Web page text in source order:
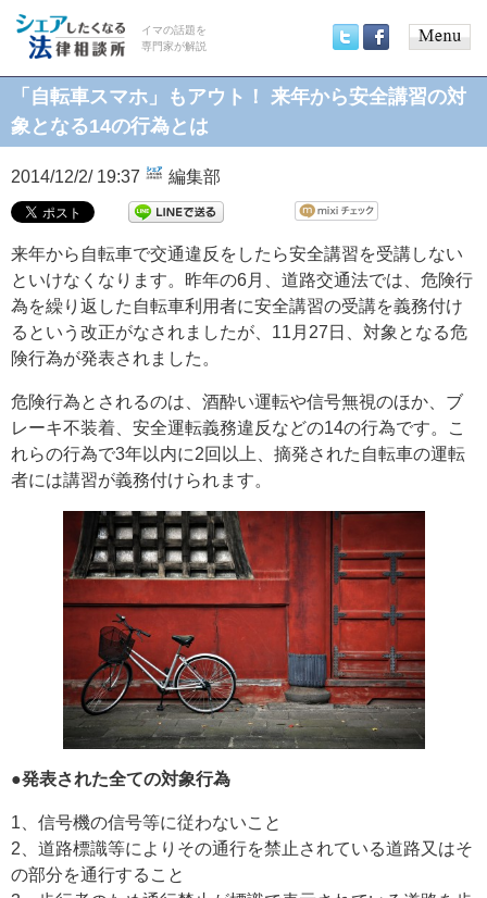
イマの話題を
専門家が解説
menu
「自転車スマホ」もアウト！ 来年から安全講習の対
象となる14の行為とは
2014/12/2/ 19:37 編集部
来年から自転車で交通違反をしたら安全講習を受講しない
といけなくなります。昨年の6月、道路交通法では、危険行
為を繰り返した自転車利用者に安全講習の受講を義務付け
るという改正がなされましたが、11月27日、対象となる危
険行為が発表されました。
危険行為とされるのは、酒酔い運転や信号無視のほか、ブ
レーキ不装着、安全運転義務違反などの14の行為です。こ
れらの行為で3年以内に2回以上、摘発された自転車の運転
者には講習が義務付けられます。
●発表された全ての対象行為
1、信号機の信号等に従わないこと
2、道路標識等によりその通行を禁止されている道路又はそ
の部分を通行すること